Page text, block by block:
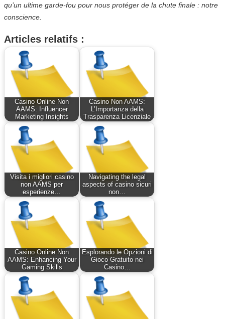
qu’un ultime garde-fou pour nous protéger de la chute finale : notre
conscience.
Articles relatifs :
Casino Online Non
AAMS: Influencer
Marketing Insights
Casino Non AAMS:
L’Importanza della
Trasparenza Licenziale
Visita i migliori casino
non AAMS per
esperienze…
Navigating the legal
aspects of casino sicuri
non…
Casino Online Non
AAMS: Enhancing Your
Gaming Skills
Esplorando le Opzioni di
Gioco Gratuito nei
Casino…